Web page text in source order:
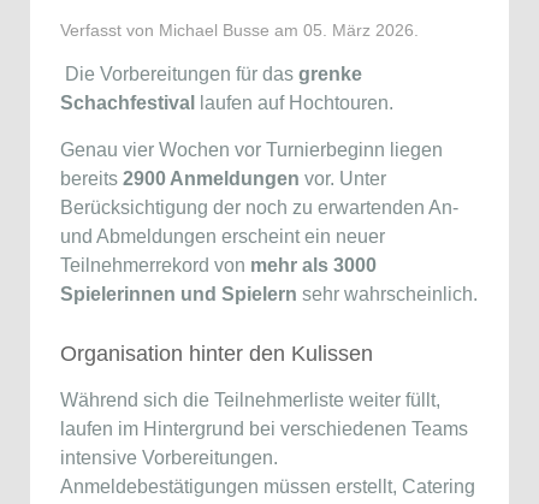
Verfasst von Michael Busse am 05. März 2026
Die Vorbereitungen für das grenke
Schachfestival
laufen auf Hochtouren.
Genau vier Wochen vor Turnierbeginn liegen
bereits 2900 Anmeldungen vor. Unter
Berücksichtigung der noch zu erwartenden An-
und Abmeldungen erscheint ein neuer
Teilnehmerrekord von mehr als 3000
Spielerinnen und Spielern sehr wahrscheinlich.
Organisation hinter den Kulissen
Während sich die Teilnehmerliste weiter füllt,
laufen im Hintergrund bei verschiedenen Teams
intensive Vorbereitungen.
Anmeldebestätigungen müssen erstellt, Catering